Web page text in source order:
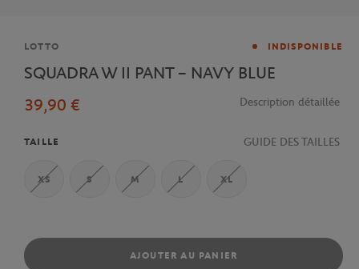
Marque
LOTTO INDISPONIBLE
SQUADRA W II PANT – NAVY BLUE
39,90 €
Description détaillée
TAILLE GUIDE DES TAILLES
XS S M L XL
AJOUTER AU PANIER